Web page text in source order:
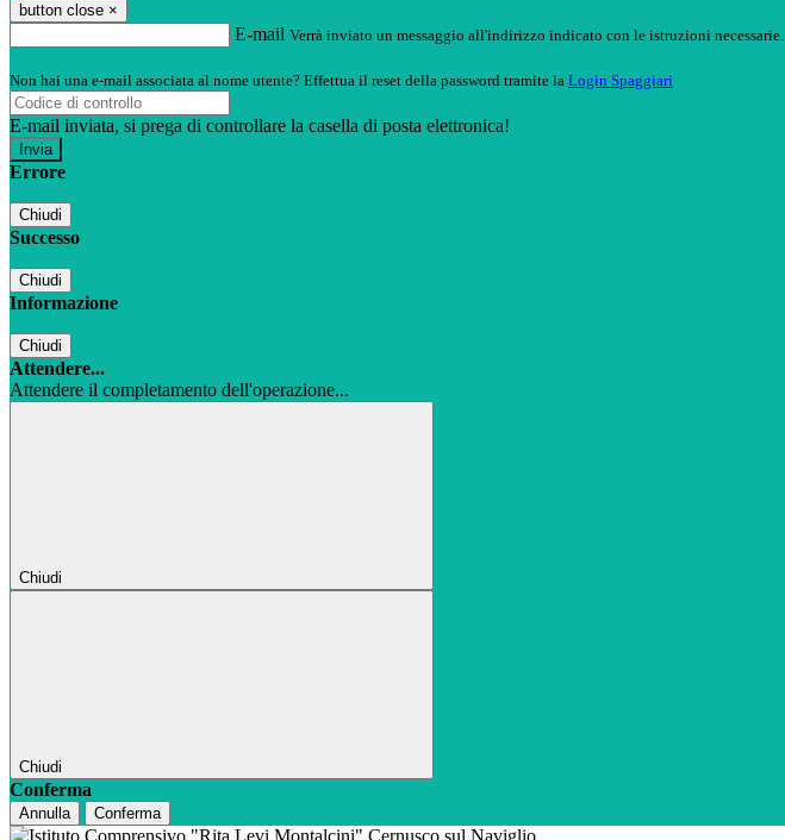
button close ×
E-mail Verrà inviato un messaggio all'indirizzo indicato con le istruzioni necessarie.
Non hai una e-mail associata al nome utente? Effettua il reset della password tramite la Login Spaggiari
E-mail inviata, si prega di controllare la casella di posta elettronica!
Errore
Chiudi
Successo
Chiudi
Informazione
Chiudi
Attendere...
Attendere il completamento dell'operazione...
Chiudi
Chiudi
Conferma
Annulla Conferma